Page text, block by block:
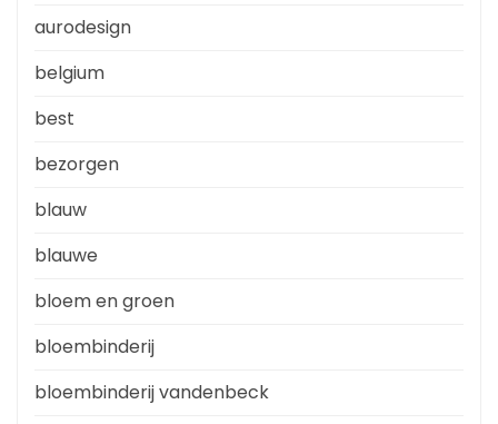
aurodesign
belgium
best
bezorgen
blauw
blauwe
bloem en groen
bloembinderij
bloembinderij vandenbeck